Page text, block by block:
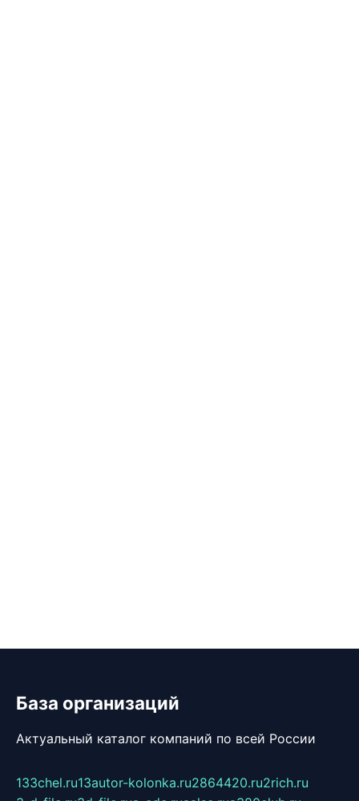
База организаций
Актуальный каталог компаний по всей России
133chel.ru13autor-kolonka.ru2864420.ru2rich.ru